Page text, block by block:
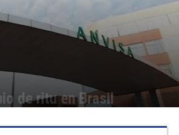
de ritu en Brasil